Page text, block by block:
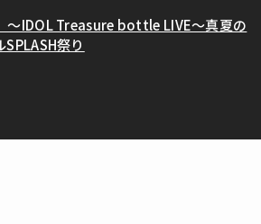
〜IDOL Treasure bottle LIVE〜真夏の
祭り